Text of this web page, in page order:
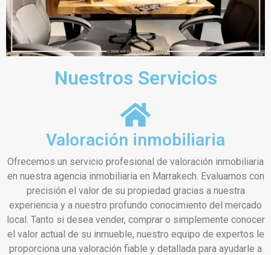
Nuestros Servicios
Valoración inmobiliaria
Ofrecemos un servicio profesional de valoración inmobiliaria
en nuestra agencia inmobiliaria en Marrakech. Evaluamos con
precisión el valor de su propiedad gracias a nuestra
experiencia y a nuestro profundo conocimiento del mercado
local. Tanto si desea vender, comprar o simplemente conocer
el valor actual de su inmueble, nuestro equipo de expertos le
proporciona una valoración fiable y detallada para ayudarle a